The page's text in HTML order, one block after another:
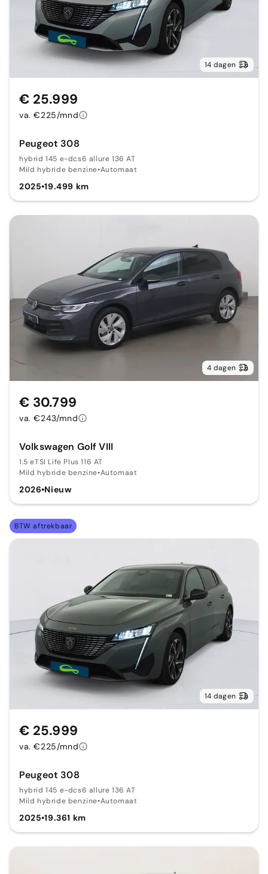
14 dagen
Peugeot 308
hybrid 145 e-dcs6 allure 136 AT
Mild hybride benzine•Automaat
2025•19.499 km
€ 25.999
va. €225/mnd
4 dagen
Volkswagen Golf VIII
1.5 eTSI Life Plus 116 AT
Mild hybride benzine•Automaat
2026•Nieuw
€ 30.799
va. €243/mnd
BTW aftrekbaar
14 dagen
Peugeot 308
hybrid 145 e-dcs6 allure 136 AT
Mild hybride benzine•Automaat
2025•19.361 km
€ 25.999
va. €225/mnd